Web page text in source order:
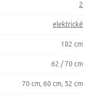
2
elektrické
182 cm
62 / 70 cm
70 cm, 60 cm, 52 cm